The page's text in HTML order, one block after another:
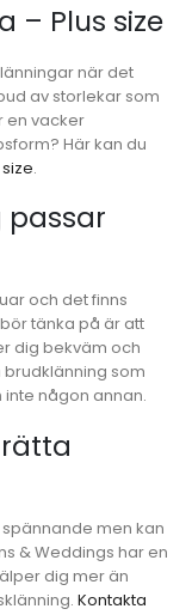
– Plus size
när det
av storlekar som
en vacker
Här kan du
.
passar
och det finns
tänka på är att
dig bekväm och
som
någon annan.
men kan
& Weddings har en
dig mer än
Kontakta